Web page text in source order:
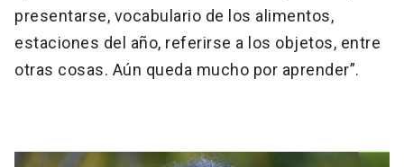
presentarse, vocabulario de los alimentos,
estaciones del año, referirse a los objetos, entre
otras cosas. Aún queda mucho por aprender”.